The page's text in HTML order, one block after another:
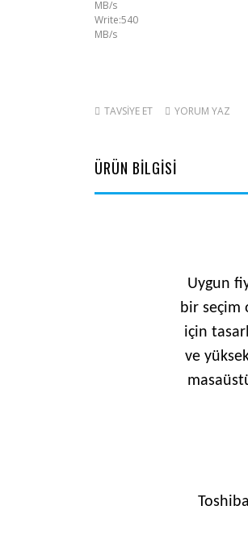
TAVSİYE ET YORUM YAZ
ÜRÜN BİLGİSİ
Uygun
bir seçim
için
ve